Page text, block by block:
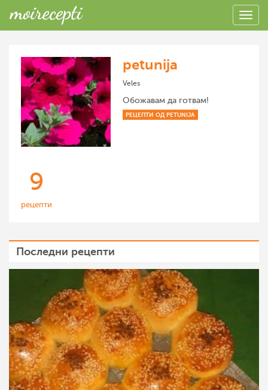
petunija
Veles
Обожавам да готвам!
РЕЦЕПТИ ОД PETUNIJA
9
рецепти
Последни рецепти